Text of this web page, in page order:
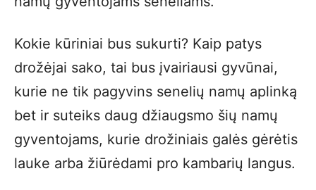
Kokie kūriniai bus sukurti? Kaip patys
drožėjai sako, tai bus įvairiausi gyvūnai,
kurie ne tik pagyvins senelių namų aplinką
bet ir suteiks daug džiaugsmo šių namų
gyventojams, kurie drožiniais galės gėrėtis
lauke arba žiūrėdami pro kambarių langus.